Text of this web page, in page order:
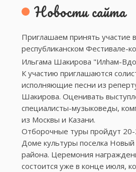
Новости сайта
Приглашаем принять участие
республиканском Фестивале-
Ильгама Шакирова "Илhам-
К участию приглашаются
исполняющие песни из
Шакирова. Оценивать
специалисты-музыковеды,
из Москвы и Казани.
Отборочные туры пройдут 20-
Доме культуры поселка Новый
района. Церемония
состоится уже в конце июля,